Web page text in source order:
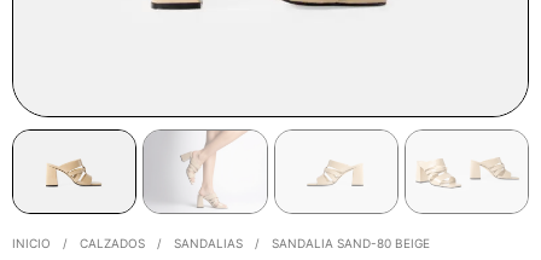
INICIO / CALZADOS / SANDALIAS / SANDALIA SAND-80 BEIGE